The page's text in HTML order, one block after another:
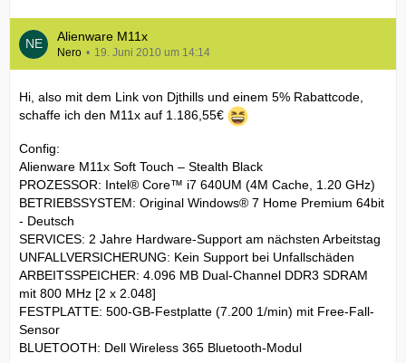
Alienware M11x
Nero 19. Juni 2010 um 14:14
Hi, also mit dem Link von Djthills und einem 5% Rabattcode,
schaffe ich den M11x auf 1.186,55€
Config:
Alienware M11x Soft Touch – Stealth Black
PROZESSOR: Intel® Core™ i7 640UM (4M Cache, 1.20 GHz)
BETRIEBSSYSTEM: Original Windows® 7 Home Premium 64bit
- Deutsch
SERVICES: 2 Jahre Hardware-Support am nächsten Arbeitstag
UNFALLVERSICHERUNG: Kein Support bei Unfallschäden
ARBEITSSPEICHER: 4.096 MB Dual-Channel DDR3 SDRAM
mit 800 MHz [2 x 2.048]
FESTPLATTE: 500-GB-Festplatte (7.200 1/min) mit Free-Fall-
Sensor
BLUETOOTH: Dell Wireless 365 Bluetooth-Modul